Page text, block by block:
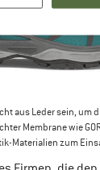
aus Leder sein, um
Membrane wie
Materialien zum